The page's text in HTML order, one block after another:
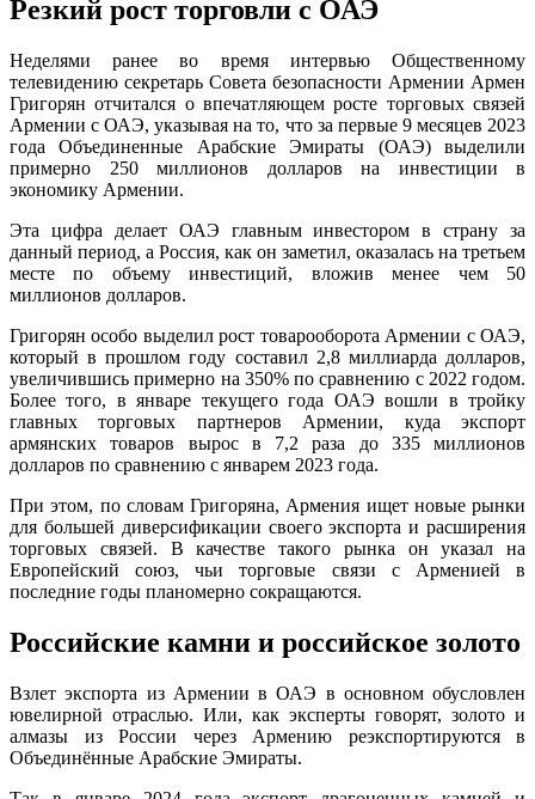
Резкий рост торговли с ОАЭ
Неделями ранее во время интервью Общественному
телевидению секретарь Совета безопасности Армении Армен
Григорян отчитался о впечатляющем росте торговых связей
Армении с ОАЭ, указывая на то, что за первые 9 месяцев 2023
года Объединенные Арабские Эмираты (ОАЭ) выделили
примерно 250 миллионов долларов на инвестиции в
экономику Армении.
Эта цифра делает ОАЭ главным инвестором в страну за
данный период, а Россия, как он заметил, оказалась на третьем
месте по объему инвестиций, вложив менее чем 50
миллионов долларов.
Григорян особо выделил рост товарооборота Армении с ОАЭ,
который в прошлом году составил 2,8 миллиарда долларов,
увеличившись примерно на 350% по сравнению с 2022 годом.
Более того, в январе текущего года ОАЭ вошли в тройку
главных торговых партнеров Армении, куда экспорт
армянских товаров вырос в 7,2 раза до 335 миллионов
долларов по сравнению с январем 2023 года.
При этом, по словам Григоряна, Армения ищет новые рынки
для большей диверсификации своего экспорта и расширения
торговых связей. В качестве такого рынка он указал на
Европейский союз, чьи торговые связи с Арменией в
последние годы планомерно сокращаются.
Российские камни и российское золото
Взлет экспорта из Армении в ОАЭ в основном обусловлен
ювелирной отраслью. Или, как эксперты говорят, золото и
алмазы из России через Армению реэкспортируются в
Объединённые Арабские Эмираты.